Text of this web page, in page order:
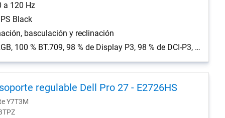
a 120 Hz
Black
basculación y reclinación
100 % de sRGB, 100 % BT.709, 98 % de Display P3, 98 % de DCI-P3, Delta E< 2 (average) (sRGB, BT.709, Display P3, DCI-P3)
regulable Dell Pro 27 - E2726HS
Y7T3M